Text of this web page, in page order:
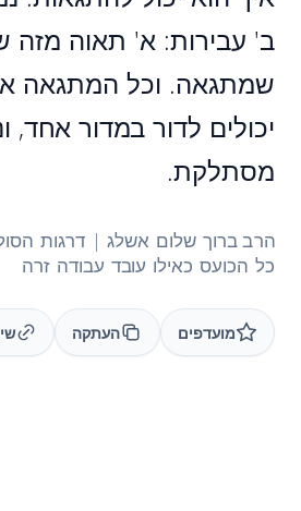
ב' עבירות: א' תאוה מזה
שמתגאה. וכל המתגאה
יכולים לדור במדור אחד,
מסתלקת.
הרב ברוך שלום אשלג | דרגות
כל הכועס כאילו עובד עבודה זרה
מועדפים העתקה